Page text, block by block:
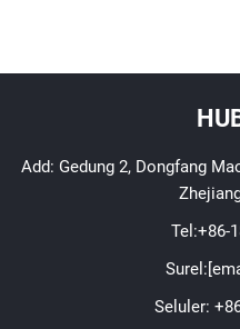
Add: Gedung 2, Dongfang
Tel:+86-
Surel:
Seluler: